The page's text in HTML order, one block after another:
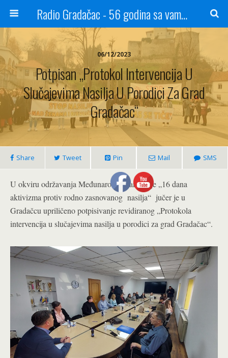
Radio Gradačac - 56 godina sa vama...
06/12/2023
Potpisan „Protokol Intervencija U
Slučajevima Nasilja U Porodici Za Grad
Gradačac“
Share Tweet Pin Mail SMS
U okviru održavanja Međunarodne kampanje „16 dana
aktivizma protiv rodno zasnovanog nasilja“ jučer je u
Gradačcu upriličeno potpisivanje revidiranog „Protokola
intervencija u slučajevima nasilja u porodici za grad Gradačac“.